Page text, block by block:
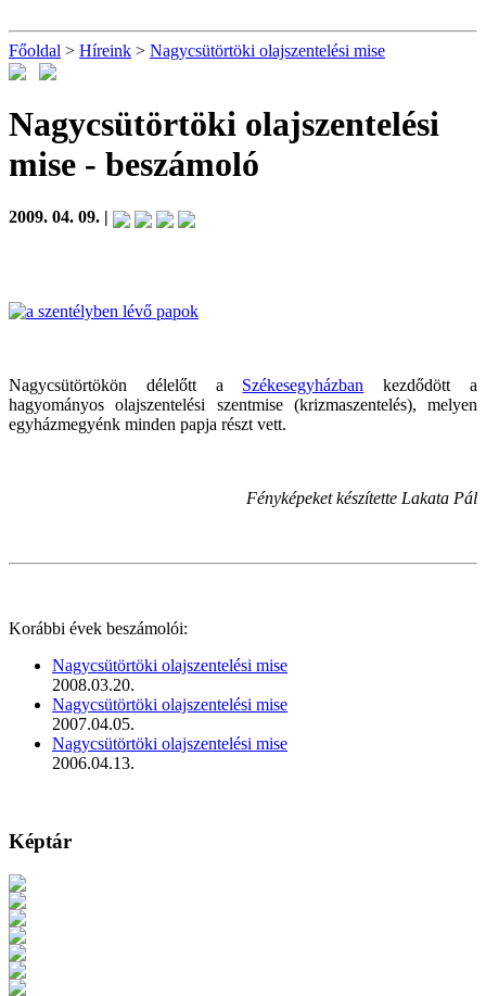
Főoldal > Híreink > Nagycsütörtöki olajszentelési mise
Nagycsütörtöki olajszentelési
mise - beszámoló
2009. 04. 09. |
Nagycsütörtökön délelőtt a Székesegyházban kezdődött a
hagyományos olajszentelési szentmise (krizmaszentelés), melyen
egyházmegyénk minden papja részt vett.
Fényképeket készítette Lakata Pál
Korábbi évek beszámolói:
Nagycsütörtöki olajszentelési mise
2008.03.20.
Nagycsütörtöki olajszentelési mise
2007.04.05.
Nagycsütörtöki olajszentelési mise
2006.04.13.
Képtár